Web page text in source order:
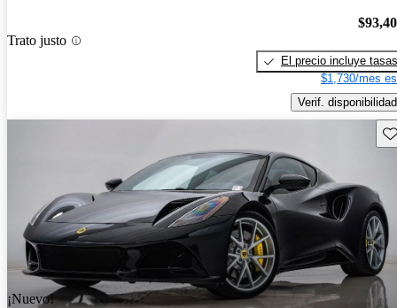
Trato justo
El precio incluye tasas
$1,730/mes
Verif. disponibilidad
¡Nuevo!